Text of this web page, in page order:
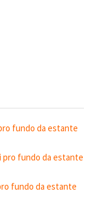
fundo da estante
pro fundo da estante
fundo da estante